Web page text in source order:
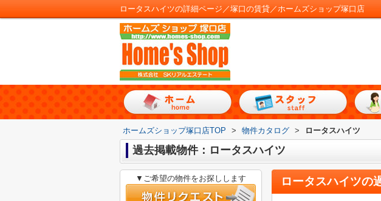
ロータスハイツの詳細ページ／塚口の賃貸／ホームズショップ塚口店
ホームズショップ塚口店TOP > 物件カタログ > ロータスハイツ
過去掲載物件：ロータスハイツ
ロータスハイツの
▼ご希望の物件をお探しします